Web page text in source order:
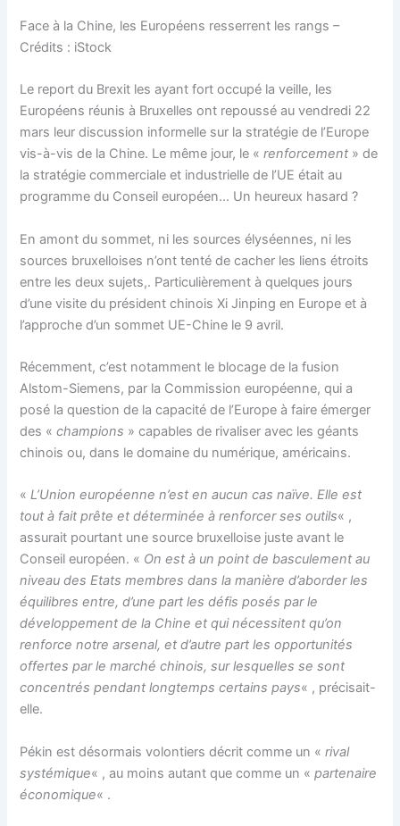
Face à la Chine, les Européens resserrent les rangs –
Crédits : iStock
Le report du Brexit les ayant fort occupé la veille, les
Européens réunis à Bruxelles ont repoussé au vendredi 22
mars leur discussion informelle sur la stratégie de l’Europe
vis-à-vis de la Chine. Le même jour, le «renforcement » de
la stratégie commerciale et industrielle de l’UE était au
programme du Conseil européen… Un heureux hasard ?
En amont du sommet, ni les sources élyséennes, ni les
sources bruxelloises n’ont tenté de cacher les liens étroits
entre les deux sujets,. Particulièrement à quelques jours
d’une visite du président chinois Xi Jinping en Europe et à
l’approche d’un sommet UE-Chine le 9 avril.
Récemment, c’est notamment le blocage de la fusion
Alstom-Siemens, par la Commission européenne, qui a
posé la question de la capacité de l’Europe à faire émerger
des «champions » capables de rivaliser avec les géants
chinois ou, dans le domaine du numérique, américains.
«L’Union européenne n’est en aucun cas naïve. Elle est
tout à fait prête et déterminée à renforcer ses outils« ,
assurait pourtant une source bruxelloise juste avant le
Conseil européen. « On est à un point de basculement au
niveau des Etats membres dans la manière d’aborder les
équilibres entre, d’une part les défis posés par le
développement de la Chine et qui nécessitent qu’on
renforce notre arsenal, et d’autre part les opportunités
offertes par le marché chinois, sur lesquelles se sont
concentrés pendant longtemps certains pays« , précisait-
elle.
Pékin est désormais volontiers décrit comme un «rival
systémique« , au moins autant que comme un «partenaire
économique« .